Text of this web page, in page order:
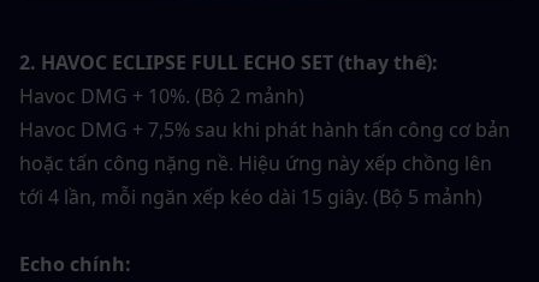
2. HAVOC ECLIPSE FULL ECHO SET (thay thế):
Havoc DMG + 10%. (Bộ 2 mảnh)
Havoc DMG + 7,5% sau khi phát hành tấn công cơ bản
hoặc tấn công nặng nề. Hiệu ứng này xếp chồng lên
tới 4 lần, mỗi ngăn xếp kéo dài 15 giây. (Bộ 5 mảnh)
Echo chính: